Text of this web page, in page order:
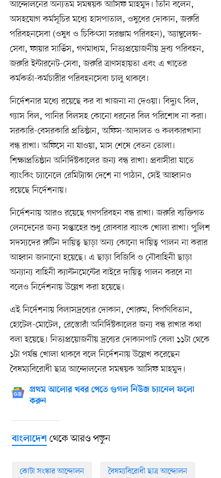
আন্দোলনের অন্যতম সমন্বয়ক আসিফ মাহমুদ। তিনি বলেন,
অসহযোগ কর্মসূচির মধ্যে হাসপাতাল, ওষুধের দোকান, জরুরি
পরিবহনসেবা (ওষুধ ও চিকিৎসা সরঞ্জাম পরিবহন), অ্যাম্বুলেন্স–
সেবা, ফায়ার সার্ভিস, গণমাধ্যম, নিত্যপ্রয়োজনীয় দ্রব্য পরিবহন,
জরুরি ইন্টারনেট-সেবা, জরুরি ত্রাণসহায়তা এবং এ খাতের
কর্মকর্তা-কর্মচারীর পরিবহনসেবা চালু থাকবে।
নির্দেশনার মধ্যে রয়েছে কর বা খাজনা না দেওয়া। বিদ্যুৎ বিল,
গ্যাস বিল, পানির বিলসহ কোনো ধরনের বিল পরিশোধ না করা।
সরকারি-বেসরকারি প্রতিষ্ঠান, অফিস-আদালত ও কলকারখানা
বন্ধ রাখা। অফিসে না যাওয়া, মাস শেষে বেতন তোলা।
শিক্ষাপ্রতিষ্ঠান অনির্দিষ্টকালের জন্য বন্ধ রাখা। প্রবাসীরা যাতে
ব্যাংকিং চ্যানেলে রেমিট্যান্স দেশে না পাঠান, সেই আহ্বানও
রয়েছে নির্দেশনায়।
নির্দেশনায় আরও রয়েছে গণপরিবহন বন্ধ রাখা। জরুরি ব্যক্তিগত
লেনদেনের জন্য সপ্তাহের শুধু রোববার ব্যাংক খোলা রাখা। পুলিশ
সদস্যদের রুটিন দায়িত্ব ছাড়া অন্য কোনো দায়িত্ব পালন না করার
আহ্বান জানানো হয়েছে। এ ছাড়া বিজিবি ও নৌবাহিনী ছাড়া
অন্যান্য বাহিনী ক্যান্টনমেন্টের বাইরে দায়িত্ব পালন করবে না
বলেও নির্দেশনায় উল্লেখ করা হয়েছে।
এই নির্দেশনায় বিলাসদ্রব্যের দোকান, শোরুম, বিপণিবিতান,
হোটেল-মোটেল, রেস্তোরাঁ অনির্দিষ্টকালের জন্য বন্ধ রাখার কথা
বলা হয়েছে। নিত্যপ্রয়োজনীয় দ্রব্যের দোকানপাট বেলা ১১টা থেকে
১টা পর্যন্ত খোলা থাকবে বলে নির্দেশনায় উল্লেখ করেছেন
বৈষম্যবিরোধী ছাত্র আন্দোলনের সমন্বয়ক আসিফ মাহমুদ।
প্রথম আলোর খবর পেতে গুগল নিউজ চ্যানেল ফলো
করুন
বাংলাদেশথেকে আরও পড়ুন
কোটা সংস্কার আন্দোলন বৈষম্যবিরোধী ছাত্র আন্দোলন